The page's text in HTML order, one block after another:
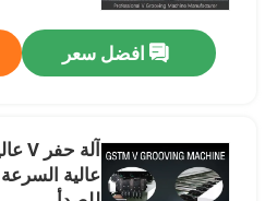
آلة الحز V عالية السرعة
آلة الحز التلقائي V
افضل سعر
عالية